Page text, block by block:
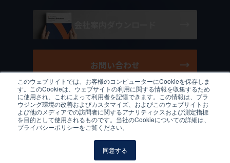
このウェブサイトでは、お客様のコンピューターにCookieを保存しま
す。このCookieは、ウェブサイトの利用に関する情報を収集するため
に使用され、これによって利用者を記憶できます。この情報は、ブラ
ウジング環境の改善およびカスタマイズ、およびこのウェブサイトお
よび他のメディアでの訪問者に関するアナリティクスおよび測定指標
を目的として使用されるものです。当社のCookieについての詳細は、
プライバシーポリシーをご覧ください。
同意する
お問い合わせ
JP/EN プライバシーポリシー クッキーポリシー
利用規約
サイトマップ